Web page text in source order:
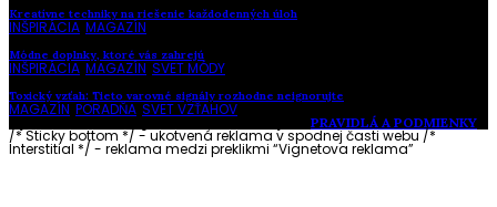
Kreatívne techniky na riešenie každodenných úloh
INŠPIRÁCIA MAGAZÍN
Módne doplnky, ktoré vás zahrejú
INŠPIRÁCIA MAGAZÍN SVET MÓDY
Toxický vzťah: Tieto varovné signály rozhodne neignorujte
MAGAZÍN PORADŇA SVET VZŤAHOV
PRAVIDLÁ A PODMIENKY
/* Sticky bottom */ - ukotvená reklama v spodnej časti webu/*
Interstitial */ - reklama medzi preklikmi “Vignetova reklama”